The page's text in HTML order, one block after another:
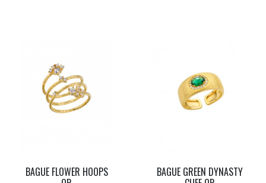
BAGUE FLOWER HOOPS BAGUE GREEN DYNASTY